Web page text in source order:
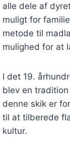
alle dele af
muligt for
metode til
mulighed for at
I det 19.
blev en
denne skik er
til at tilberede
kultur.